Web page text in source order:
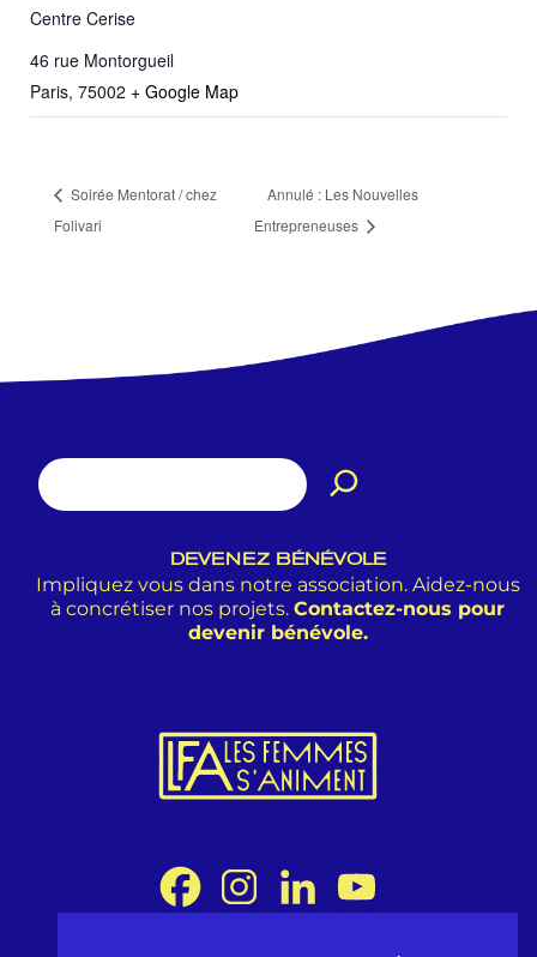
Centre Cerise
46 rue Montorgueil
Paris, 75002 + Google Map
Soirée Mentorat / chez
Folivari
Annulé : Les Nouvelles
Entrepreneuses
DEVENEZ BÉNÉVOLE
Impliquez vous dans notre association. Aidez-nous
à concrétiser nos projets. Contactez-nous pour
devenir bénévole.